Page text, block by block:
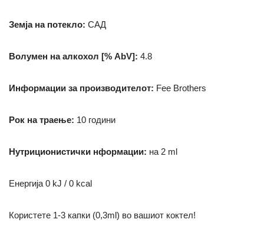
Земја на потекло: САД
Волумен на алкохол [% AbV]: 4.8
Информации за производителот: Fee Brothers
Рок на траење: 10 години
Нутриционистички нформации: на 2 ml
Енергија 0 kJ / 0 kcal
Користете 1-3 капки (0,3ml) во вашиот коктел!